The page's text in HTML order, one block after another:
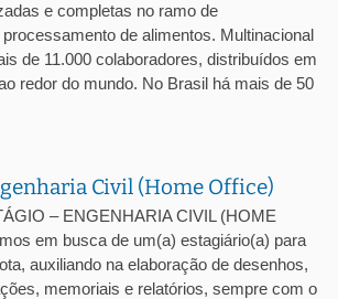
e completas no ramo de
de alimentos. Multinacional
de 11.000 colaboradores, distribuídos em
redor do mundo. No Brasil há mais de 50
Civil (Home Office)
– ENGENHARIA CIVIL (HOME
em busca de um(a) estagiário(a) para
auxiliando na elaboração de desenhos,
memoriais e relatórios, sempre com o